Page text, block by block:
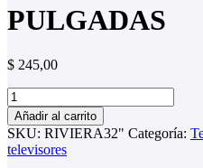
PULGADAS
$ 245,00
TELEVISOR-
RIVIERA-
32-
PULGADAS
cantidad
Añadir al carrito
SKU: RIVIERA32" Categoría:
televisores